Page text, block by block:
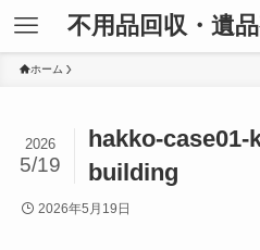
不用品回収・遺
ホーム
hakko-
building
2026
5/19
2026年5月19日